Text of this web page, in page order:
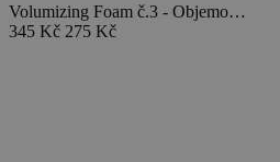
Volumizing Foam č.3 - Objemo…
345 Kč 275 Kč